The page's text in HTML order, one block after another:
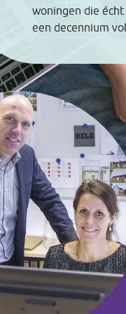
woningen die
een decennium